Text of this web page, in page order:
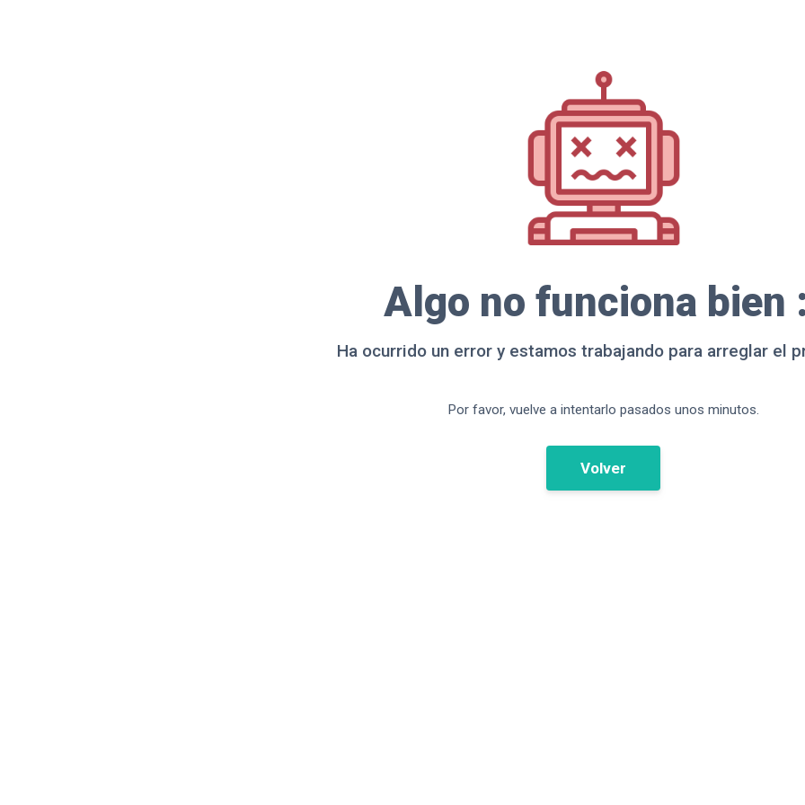
Algo no funciona bien
Ha ocurrido un error y estamos trabajando para arreglar el
Por favor, vuelve a intentarlo pasados unos minutos.
Volver